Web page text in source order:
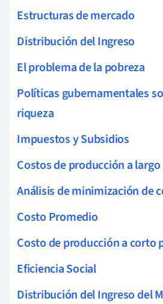
Estructuras de mercado
Distribución del Ingreso
El problema de la pobreza
Políticas gubernamentales
riqueza
Impuestos y Subsidios
Costos de producción a
Análisis de minimización de
Costo Promedio
Costo de producción a corto
Eficiencia Social
Distribución del Ingreso del